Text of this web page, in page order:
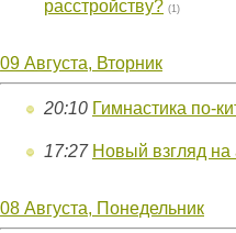
расстройству? (1)
09 Августа, Вторник
20:10 Гимнастика по-
17:27 Новый взгляд на
08 Августа, Понедельник